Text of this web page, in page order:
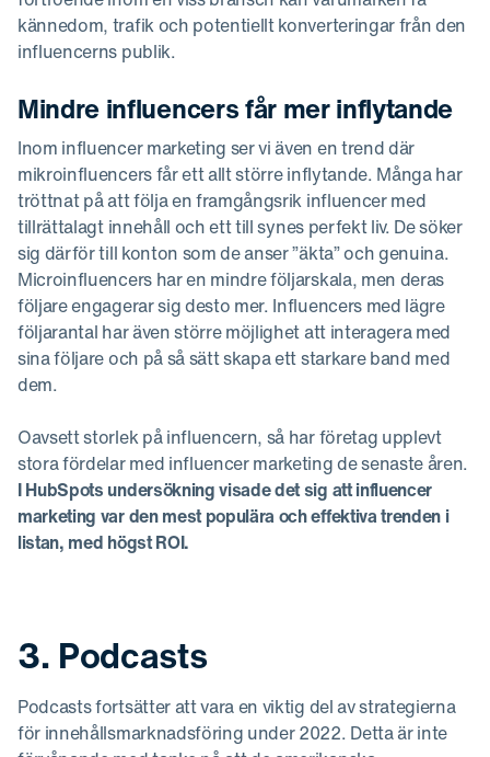
kännedom, trafik och potentiellt konverteringar från den
influencerns publik.
Mindre influencers får mer inflytande
Inom influencer marketing ser vi även en trend där
mikroinfluencers får ett allt större inflytande. Många har
tröttnat på att följa en framgångsrik influencer med
tillrättalagt innehåll och ett till synes perfekt liv. De söker
sig därför till konton som de anser ”äkta” och genuina.
Microinfluencers har en mindre följarskala, men deras
följare engagerar sig desto mer. Influencers med lägre
följarantal har även större möjlighet att interagera med
sina följare och på så sätt skapa ett starkare band med
dem.
Oavsett storlek på influencern, så har företag upplevt
stora fördelar med influencer marketing de senaste åren.
I HubSpots undersökning visade det sig att influencer
marketing var den mest populära och effektiva trenden i
listan, med högst ROI.
3. Podcasts
Podcasts fortsätter att vara en viktig del av strategierna
för innehållsmarknadsföring under 2022. Detta är inte